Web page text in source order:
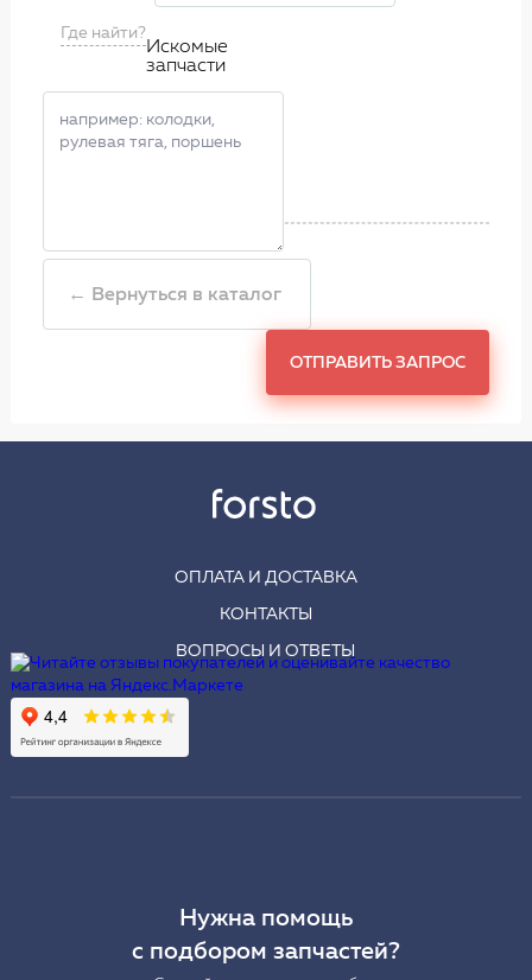
Где найти?
Искомые
запчасти
← Вернуться в каталог
ОТПРАВИТЬ ЗАПРОС
ОПЛАТА И ДОСТАВКА
КОНТАКТЫ
ВОПРОСЫ И ОТВЕТЫ
Нужна помощь
с подбором запчастей?